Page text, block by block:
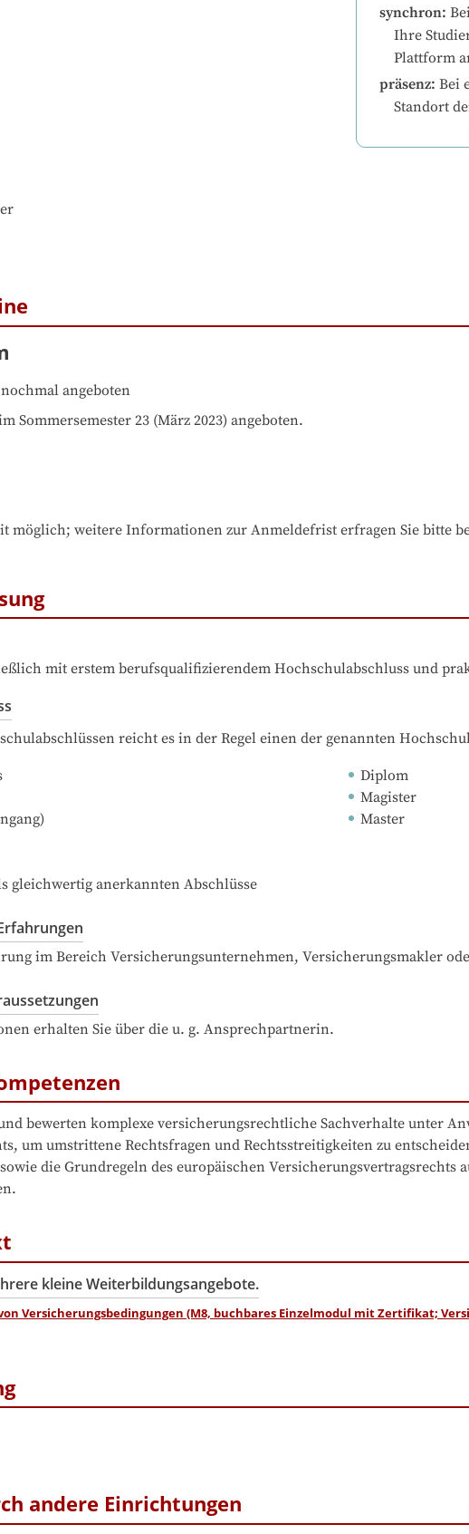
synchron:
Ihre
Plattform
präsenz: Bei
Standort
angeboten
Sommersemester 23 (März 2023) angeboten.
möglich; weitere Informationen zur Anmeldefrist erfragen Sie bitte
mit erstem berufsqualifizierendem Hochschulabschluss und
reicht es in der Regel einen der genannten
Diplom
Magister
Master
gleichwertig anerkannten Abschlüsse
im Bereich Versicherungsunternehmen, Versicherungsmakler
erhalten Sie über die u. g. Ansprechpartnerin.
bewerten komplexe versicherungsrechtliche Sachverhalte unter
um umstrittene Rechtsfragen und Rechtsstreitigkeiten zu
die Grundregeln des europäischen Versicherungsvertragsrechts
kleine Weiterbildungsangebote.
Versicherungsbedingungen (M8, buchbares Einzelmodul mit Zertifikat;
andere Einrichtungen